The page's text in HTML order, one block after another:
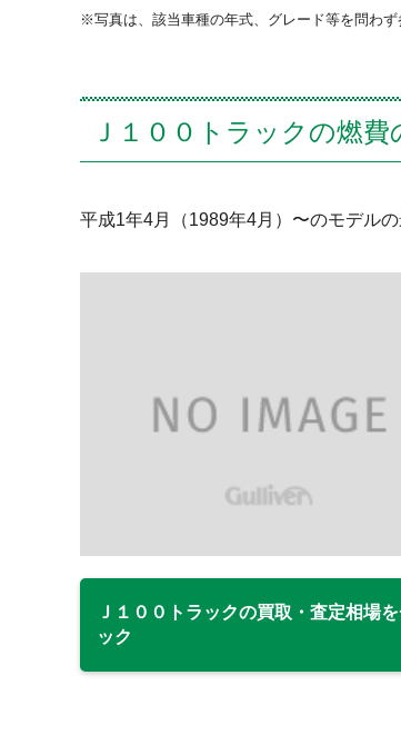
写真は、該当車種の年式、グレード等を問わず
Ｊ１００トラックの燃費
平成1年4月（1989年4月）〜のモデル
Ｊ１００トラックの買取・査定相場
ック